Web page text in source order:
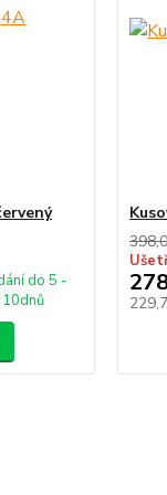
do 5 -
10dnů